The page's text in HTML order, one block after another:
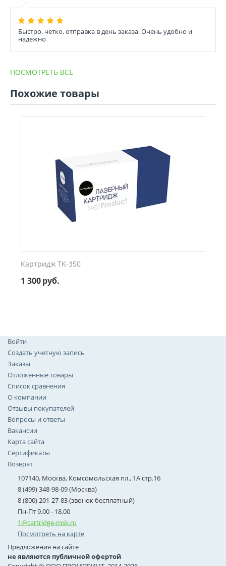
Быстро, четко, отправка в день заказа. Очень удобно и
надежно
ПОСМОТРЕТЬ ВСЕ
Похожие товары
Картридж TK-350
1 300руб.
Войти
Создать учетную запись
Заказы
Отложенные товары
Список сравнения
О компании
Отзывы покупателей
Вопросы и ответы
Вакансии
Карта сайта
Сертификаты
Возврат
107140, Москва, Комсомольская пл., 1А стр.16
8 (499) 348-98-09 (Москва)
8 (800) 201-27-83 (звонок бесплатный)
Пн-Пт 9.00 - 18.00
1@cartridge-msk.ru
Посмотреть на карте
Предложения на сайте
не являются публичной офертой